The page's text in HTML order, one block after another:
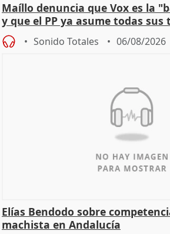
Maíllo denuncia que Vox es la
y que el PP ya asume todas sus
Sonido Totales 06/08/2026
Elías Bendodo sobre
machista en Andalucía